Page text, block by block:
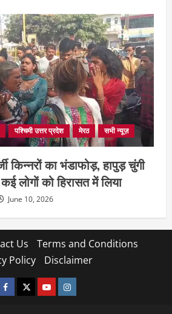
पश्चिमी उत्तर प्रदेश मेरठ सभी न्यूज़
किन्नरों का भंडाफोड़, हापुड़ चुंगी
लोगों को हिरासत में लिया
June 10, 2026
Us
Terms and Conditions
Policy
Disclaimer
facebooktwitterYOUTUBE
instagram